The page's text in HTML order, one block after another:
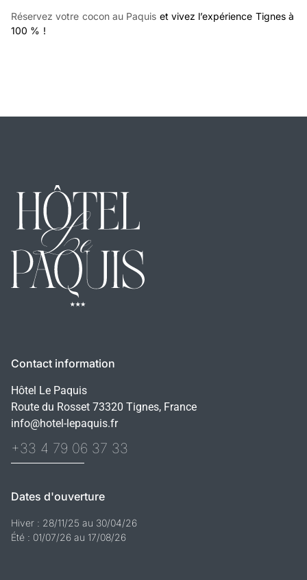
Réservez votre cocon au Paquis et vivez l’expérience Tignes à
100 % !
Contact information
Hôtel Le Paquis
Route du Rosset 73320 Tignes, France
info@hotel-lepaquis.fr
+33 4 79 06 37 33
Dates d'ouverture
Hiver : 28/11/25 au 30/04/26
Été : 01/07/26 au 17/08/26